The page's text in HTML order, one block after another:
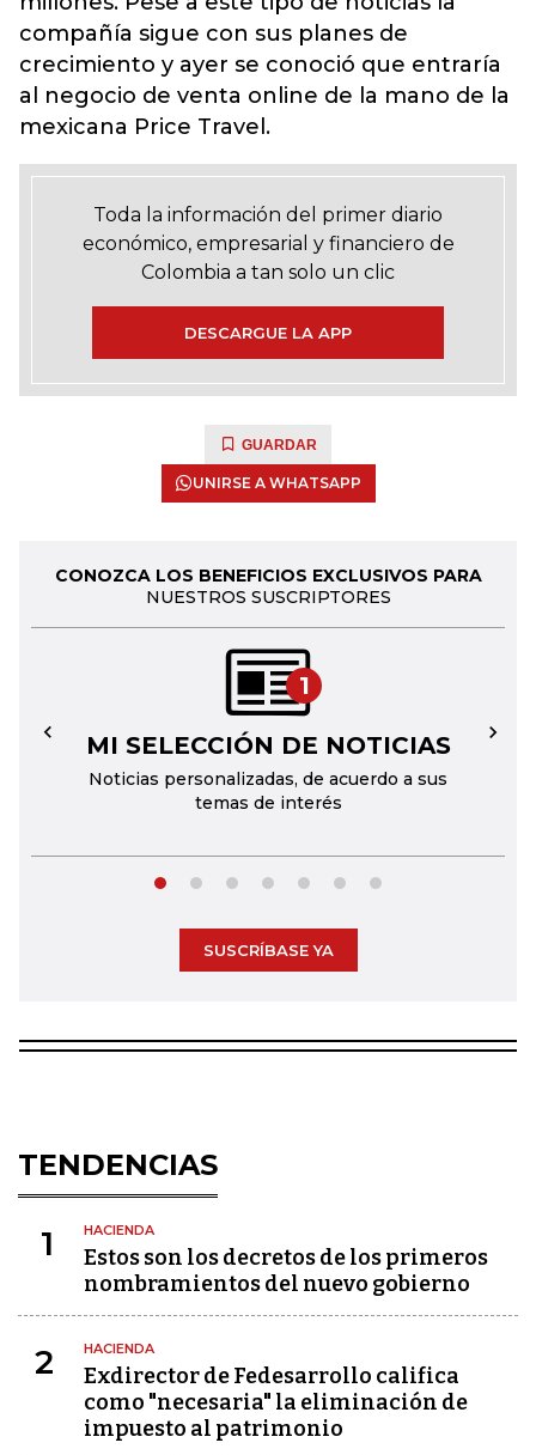
compañía sigue con sus planes de
crecimiento y ayer se conoció que entraría
al negocio de venta online de la mano de la
mexicana Price Travel.
Toda la información del primer diario
económico, empresarial y financiero de
Colombia a tan solo un clic
DESCARGUE LA APP
GUARDAR
UNIRSE A WHATSAPP
CONOZCA LOS BENEFICIOS EXCLUSIVOS PARA
NUESTROS SUSCRIPTORES
1
MI SELECCIÓN DE NOTICIAS
Noticias personalizadas, de acuerdo a sus
temas de interés
← →
SUSCRÍBASE YA
TENDENCIAS
1 HACIENDA
Estos son los decretos de los primeros
nombramientos del nuevo gobierno
2 HACIENDA
Exdirector de Fedesarrollo califica
como "necesaria" la eliminación de
impuesto al patrimonio